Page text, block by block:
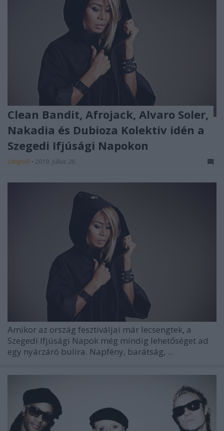
Clean Bandit, Afrojack, Alvaro Soler,
Nakadia és Dubioza Kolektiv idén a
Szegedi Ifjúsági Napokon
Lángoló • 2019. július 26.
Amikor az ország fesztiváljai már lecsengtek, a
Szegedi Ifjúsági Napok még mindig lehetőséget ad
egy nyárzáró bulira. Napfény, barátság, ...